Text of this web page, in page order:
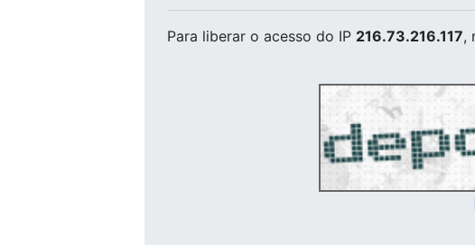
Para liberar o acesso do IP 216.73.216.117,